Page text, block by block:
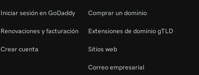
Iniciar sesión en GoDaddy
Renovaciones y facturación
Crear cuenta
Comprar un dominio
Extensiones de dominio gTLD
Sitios web
Correo empresarial